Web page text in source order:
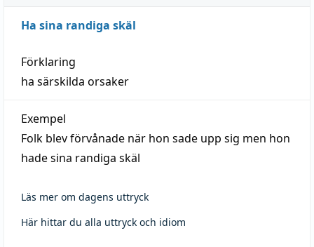
Ha sina randiga skäl
Förklaring
ha särskilda orsaker
Exempel
Folk blev förvånade när hon sade upp sig men hon
hade sina randiga skäl
Läs mer om dagens uttryck
Här hittar du alla uttryck och idiom